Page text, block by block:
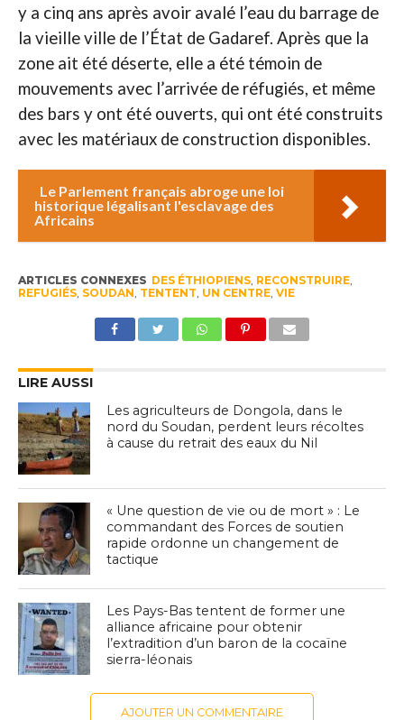
y a cinq ans après avoir avalé l’eau du barrage de
la vieille ville de l’État de Gadaref. Après que la
zone ait été déserte, elle a été témoin de
mouvements avec l’arrivée de réfugiés, et même
des bars y ont été ouverts, qui ont été construits
avec les matériaux de construction disponibles.
Le Parlement français abroge une loi
historique légalisant l'esclavage des
Africains
ARTICLES CONNEXES DES ÉTHIOPIENS, RECONSTRUIRE,
REFUGIÉS, SOUDAN TENTENT UN CENTRE, VIE
LIRE AUSSI
Les agriculteurs de Dongola, dans le
nord du Soudan, perdent leurs récoltes
à cause du retrait des eaux du Nil
« Une question de vie ou de mort » : Le
commandant des Forces de soutien
rapide ordonne un changement de
tactique
Les Pays-Bas tentent de former une
alliance africaine pour obtenir
l’extradition d’un baron de la cocaïne
sierra-léonais
AJOUTER UN COMMENTAIRE